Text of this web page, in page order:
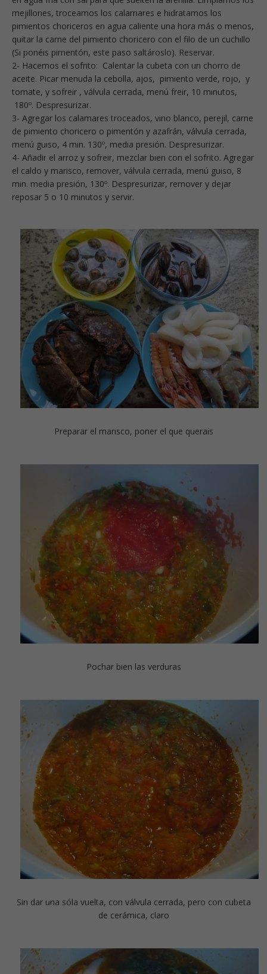
mejillones, troceamos los calamares e hidratamos los
pimientos choriceros en agua caliente una hora más o menos,
quitar la carne del pimiento choricero con el filo de un cuchillo
(Si ponéis pimentón, este paso saltároslo). Reservar.
2- Hacemos el sofrito: Calentar la cubeta con un chorro de
aceite. Picar menuda la cebolla, ajos, pimiento verde, rojo, y
tomate, y sofreír , válvula cerrada, menú freír, 10 minutos,
180º. Despresurizar.
3- Agregar los calamares troceados, vino blanco, perejil, carne
de pimiento choricero o pimentón y azafrán, válvula cerrada,
menú guiso, 4 min. 130º, media presión. Despresurizar.
4- Añadir el arroz y sofreir, mezclar bien con el sofrito. Agregar
el caldo y marisco, remover, válvula cerrada, menú guiso, 8
min. media presión, 130º. Despresurizar, remover y dejar
reposar 5 o 10 minutos y servir.
Preparar el marisco, poner el que queraís
Pochar bien las verduras
Sin dar una sóla vuelta, con válvula cerrada, pero con cubeta
de cerámica, claro